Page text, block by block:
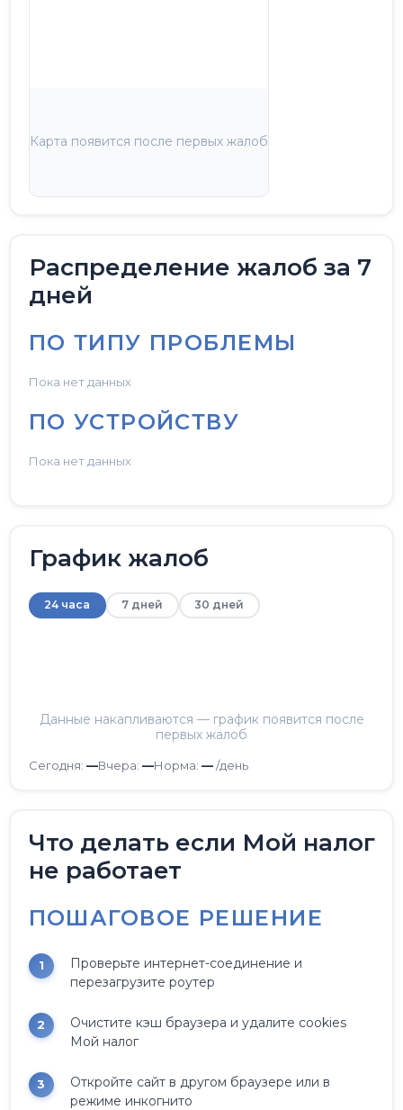
Карта появится после первых жалоб
Распределение жалоб за 7
дней
ПО ТИПУ ПРОБЛЕМЫ
Пока нет данных
ПО УСТРОЙСТВУ
Пока нет данных
График жалоб
24 часа 7 дней 30 дней
Данные накапливаются — график появится после
первых жалоб
Сегодня: —Вчера: —Норма: —/день
Что делать если Мой налог
не работает
ПОШАГОВОЕ РЕШЕНИЕ
Проверьте интернет-соединение и
перезагрузите роутер
Очистите кэш браузера и удалите cookies
Мой налог
Откройте сайт в другом браузере или в
режиме инкогнито